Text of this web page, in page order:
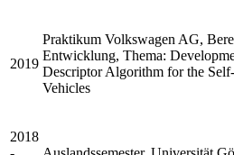
2019
Praktikum Volkswagen AG,
Entwicklung, Thema:
Descriptor Algorithm for the
Vehicles
2018